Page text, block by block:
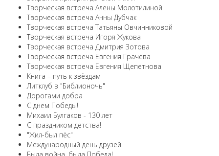
Творческая встреча Алены Молотилиной
Творческая встреча Анны Дубчак
Творческая встреча Татьяны Овчинниковой
Творческая встреча Игоря Жукова
Творческая встреча Дмитрия Зотова
Творческая встреча Евгения Грачева
Творческая встреча Евгения Щепетнова
Книга – путь к звёздам
Литклуб в "Библионочь"
Дорогами добра
С днем Победы!
Михаил Булгаков - 130 лет
С праздником детства!
"Жил-был пёс"
Международный день друзей